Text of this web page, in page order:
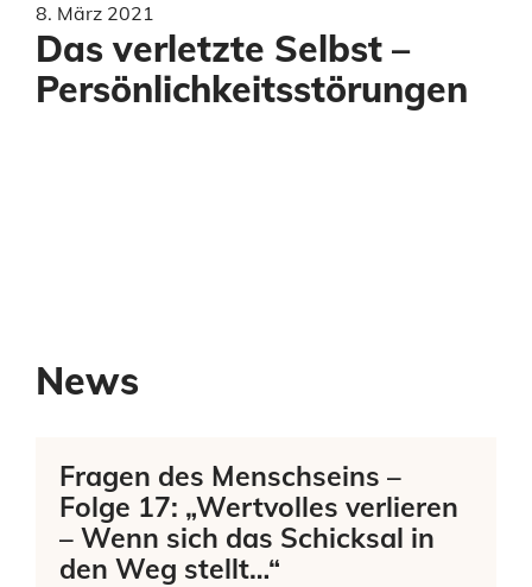
8. März 2021
Das verletzte Selbst –
Persönlichkeitsstörungen
News
Fragen des Menschseins –
Folge 17: „Wertvolles verlieren
– Wenn sich das Schicksal in
den Weg stellt…“